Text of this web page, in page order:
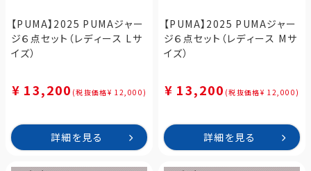
【PUMA】2025 PUMAジャー
ジ６点セット（レディース Lサ
イズ）
¥ 13,200 (税抜価格¥ 12,000)
詳細を見る
【PUMA】2025 PUMAジャー
ジ６点セット（レディース Mサ
イズ）
¥ 13,200 (税抜価格¥ 12,000)
詳細を見る